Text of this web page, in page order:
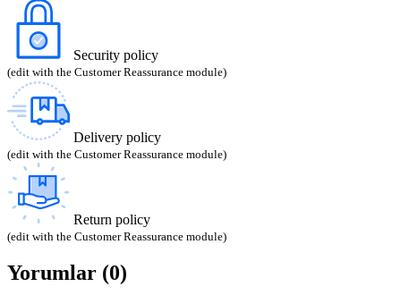
Security policy
(edit with the Customer Reassurance module)
Delivery policy
(edit with the Customer Reassurance module)
Return policy
(edit with the Customer Reassurance module)
Yorumlar (0)